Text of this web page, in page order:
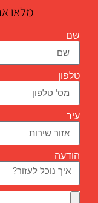
מלאו
שם
טלפון
עיר
הודעה